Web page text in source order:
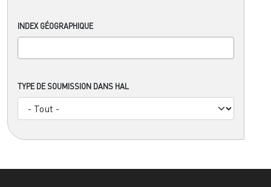
INDEX GÉOGRAPHIQUE
TYPE DE SOUMISSION DANS HAL